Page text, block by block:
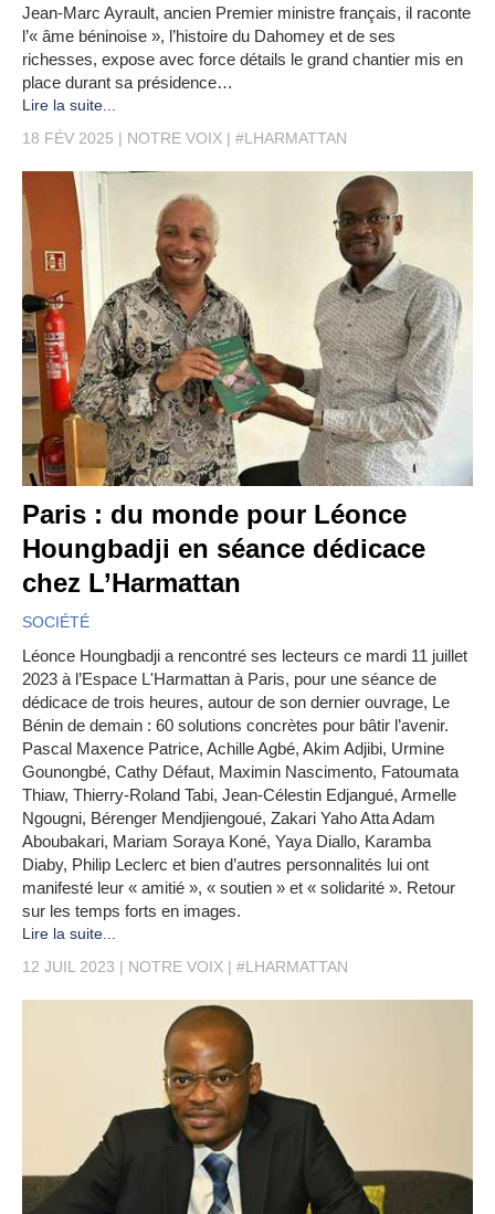
Jean-Marc Ayrault, ancien Premier ministre français, il raconte
l’« âme béninoise », l’histoire du Dahomey et de ses
richesses, expose avec force détails le grand chantier mis en
place durant sa présidence…
Lire la suite...
18 FÉV 2025
NOTRE VOIX #LHARMATTAN
Paris : du monde pour Léonce
Houngbadji en séance dédicace
chez L’Harmattan
SOCIÉTÉ
Léonce Houngbadji a rencontré ses lecteurs ce mardi 11 juillet
2023 à l’Espace L'Harmattan à Paris, pour une séance de
dédicace de trois heures, autour de son dernier ouvrage, Le
Bénin de demain : 60 solutions concrètes pour bâtir l’avenir.
Pascal Maxence Patrice, Achille Agbé, Akim Adjibi, Urmine
Gounongbé, Cathy Défaut, Maximin Nascimento, Fatoumata
Thiaw, Thierry-Roland Tabi, Jean-Célestin Edjangué, Armelle
Ngougni, Bérenger Mendjiengoué, Zakari Yaho Atta Adam
Aboubakari, Mariam Soraya Koné, Yaya Diallo, Karamba
Diaby, Philip Leclerc et bien d’autres personnalités lui ont
manifesté leur « amitié », « soutien » et « solidarité ». Retour
sur les temps forts en images.
Lire la suite...
12 JUIL 2023
NOTRE VOIX #LHARMATTAN